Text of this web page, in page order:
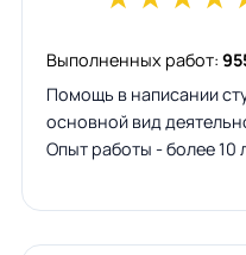
Выполненных работ:
Помощь в написании
основной вид
Опыт работы - более 10